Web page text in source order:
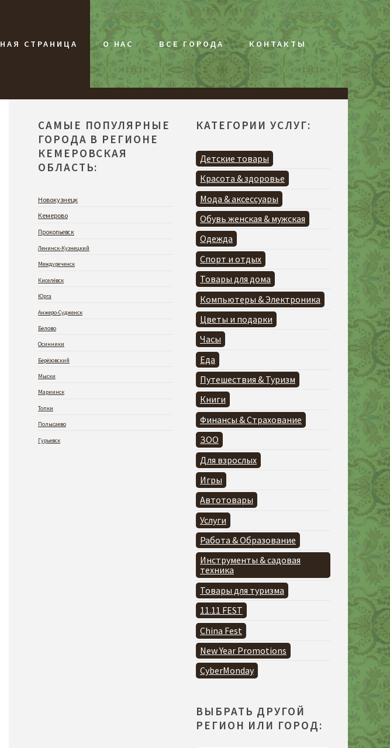
СТРАНИЦА О НАС ВСЕ ГОРОДА КОНТАКТЫ
САМЫЕ ПОПУЛЯРНЫЕ
ГОРОДА В РЕГИОНЕ
КЕМЕРОВСКАЯ
ОБЛАСТЬ:
Новокузнецк
Кемерово
Прокопьевск
Ленинск-Кузнецкий
Междуреченск
Киселёвск
Юрга
Анжеро-Судженск
Белово
Осинники
Берёзовский
Мыски
Мариинск
Топки
Полысаево
Гурьевск
КАТЕГОРИИ УСЛУГ:
Детские товары
Красота & здоровье
Мода & аксессуары
Обувь женская & мужская
Одежда
Спорт и отдых
Товары для дома
Компьютеры & Электроника
Цветы и подарки
Часы
Еда
Путешествия & Туризм
Книги
Финансы & Страхование
ЗОО
Для взрослых
Игры
Автотовары
Услуги
Работа & Образование
Инструменты & садовая
техника
Товары для туризма
11.11 FEST
China Fest
New Year Promotions
CyberMonday
ВЫБРАТЬ ДРУГОЙ
РЕГИОН ИЛИ ГОРОД: